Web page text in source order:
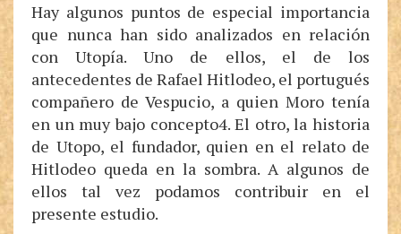
Hay algunos puntos de especial importancia
que nunca han sido analizados en relación
con Utopía. Uno de ellos, el de los
antecedentes de Rafael Hitlodeo, el portugués
compañero de Vespucio, a quien Moro tenía
en un muy bajo concepto4. El otro, la historia
de Utopo, el fundador, quien en el relato de
Hitlodeo queda en la sombra. A algunos de
ellos tal vez podamos contribuir en el
presente estudio.